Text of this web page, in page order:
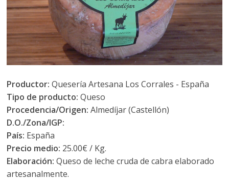
Productor: Quesería Artesana Los Corrales - España
Tipo de producto:Queso
Procedencia/Origen: Almedíjar (Castellón)
D.O./Zona/IGP:
País: España
Precio medio: 25.00€ / Kg.
Elaboración: Queso de leche cruda de cabra elaborado
artesanalmente.